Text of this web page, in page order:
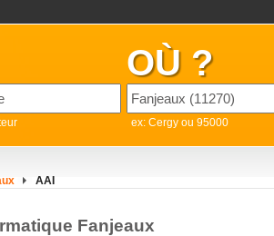
OÙ ?
ex: Cergy ou 95000
AAI
Fanjeaux